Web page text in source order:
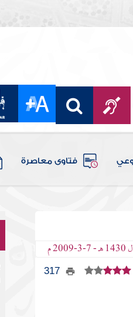
فتاوى معاصرة
317